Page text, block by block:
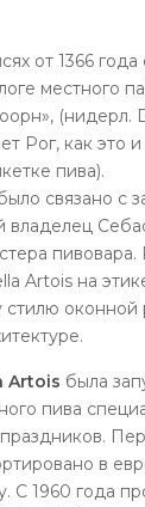
от 1366 года
местного
(нидерл.
Рог, как это
пива).
связано с
владелец
пивовара.
Artois на
стилю оконной
Artois была
пива
в
С 1960 года